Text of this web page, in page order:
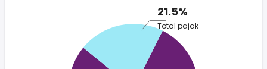
21.5%
Total pajak